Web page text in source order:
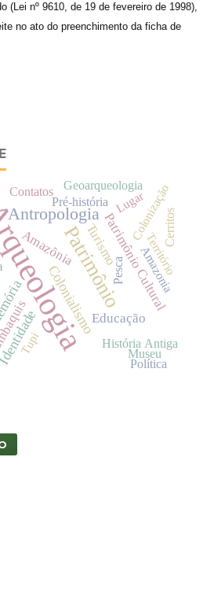
(Lei nº 9610, de 19 de fevereiro de 1998),
no ato do preenchimento da ficha de
Patrimônio
Antropologia
Colonialismo
AmazôniaTurismo
Educação
Patrimônio Cultural
Colonização
Pré-história
Geoarqueologia
Território
Pesca
História Antiga
Amazonia
Contatos
Cerritos
Museu
Lugar
Tupi
Política